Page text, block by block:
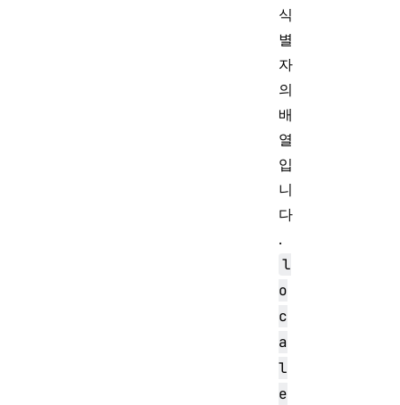
식
별
자
의
배
열
입
니
다
.
l
o
c
a
l
e